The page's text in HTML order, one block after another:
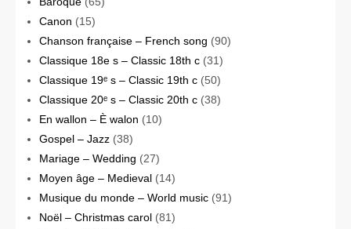
Canon (15)
Chanson française – French song (90)
Classique 18e s – Classic 18th c (31)
Classique 19ᵉ s – Classic 19th c (50)
Classique 20ᵉ s – Classic 20th c (38)
En wallon – È walon (10)
Gospel – Jazz (38)
Mariage – Wedding (27)
Moyen âge – Medieval (14)
Musique du monde – World music (91)
Noël – Christmas carol (81)